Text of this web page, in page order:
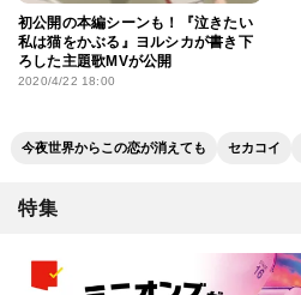
初公開の本編シーンも！『泣きたい
私は猫をかぶる』ヨルシカが書き下
ろした主題歌MVが公開
2020/4/22 18:00
今夜世界からこの恋が消えても セカコイ
特集